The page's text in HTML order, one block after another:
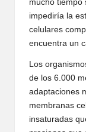
mucho tiempo
impediría la
celulares
encuentra un
Los
de los 6.000
adaptaciones
membranas
insaturadas